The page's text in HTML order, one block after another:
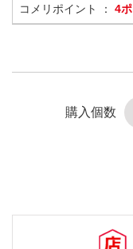
コメリポイント ： 4
購入個数